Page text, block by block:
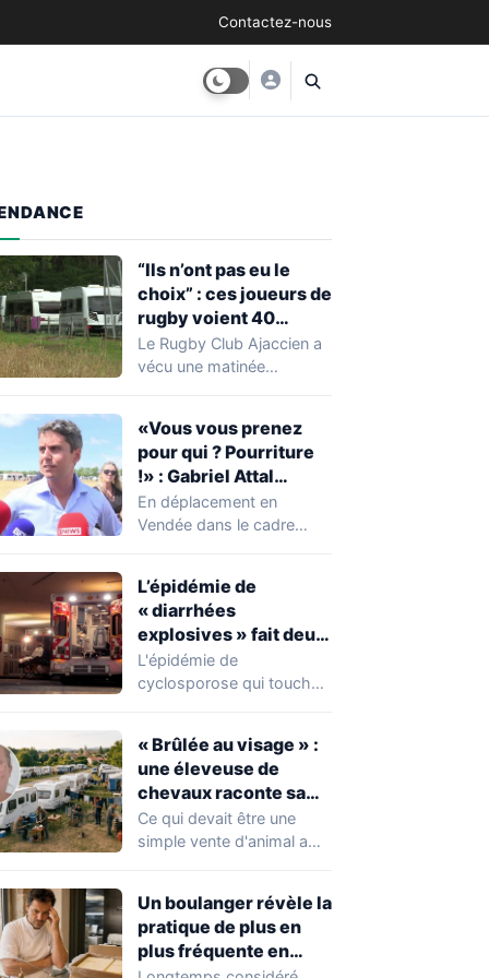
Contactez-nous
“Ils n’ont pas eu le
choix” : ces joueurs de
rugby voient 40
caravanes de gens du
voyage s’installer
heure
Le Rugby Club Ajaccien a
vécu une matinée
découverte d'une…
«Vous vous prenez
pour qui ? Pourriture
!» : Gabriel Attal
chahuté sur un
campement illégal
En déplacement en
Vendée dans le cadre
occupations…
L’épidémie de
« diarrhées
explosives » fait deux
premiers morts
L'épidémie de
cyclosporose qui touche
aggravation. Les autorités
sanitaires…
« Brûlée au visage » :
une éleveuse de
chevaux raconte sa
violente agression par
des gens du voyage
Ce qui devait être une
simple vente d'animal a
Un boulanger révèle la
pratique de plus en
plus fréquente en